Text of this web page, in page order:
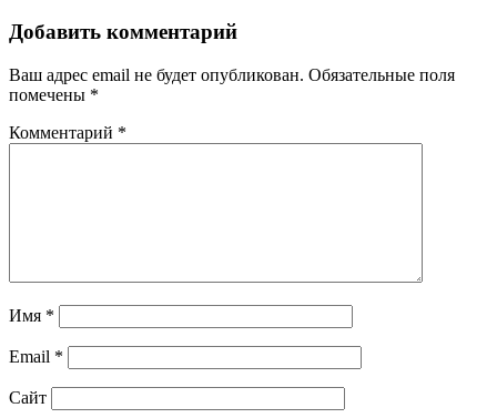
Добавить комментарий
Ваш адрес email не будет опубликован. Обязательные поля
помечены *
Комментарий *
Имя *
Email *
Сайт